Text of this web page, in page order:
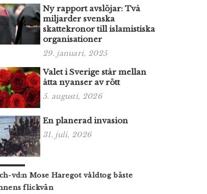
Ny rapport avslöjar: Två
miljarder svenska
skattekronor till islamistiska
organisationer
29. januari, 2025
Valet i Sverige står mellan
åtta nyanser av rött
5. augusti, 2026
En planerad invasion
31. juli, 2026
vd:n Mose Haregot våldtog bäste
flickvän